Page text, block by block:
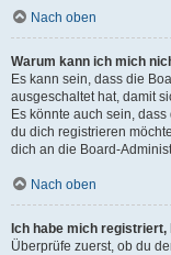
Nach oben
Warum kann ich mich
Es kann sein, dass die
ausgeschaltet hat, damit
Es könnte auch sein,
du dich registrieren
dich an die Board-
Nach oben
Ich habe mich
Überprüfe zuerst, ob du